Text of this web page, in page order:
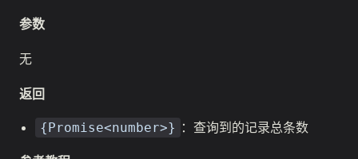
参数
无
返回
{Promise<number>} ：查询到的记录总条数